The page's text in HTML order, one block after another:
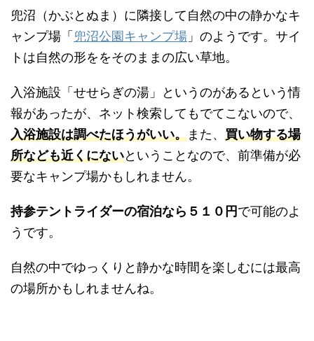
兜沼（かぶとぬま）に隣接して自然の中の静かなキ
ャンプ場「 兜沼公園キャンプ場 」のようです。サイ
トは自然の形ををそのままの広い草地。
入浴施設「せせらぎの湯」というのがあるという情
報があったが、ネット検索してもでてこないので、
入浴施設は調べたほうがいい。また、 買い物する場
所なども近くにないということなので、前準備が必
要なキャンプ場かもしれません。
持参テントライダーの宿泊なら５１０円で可能のよ
うです。
自然の中でゆっくりと静かな時間を楽しむには最高
の場所かもしれませんね。